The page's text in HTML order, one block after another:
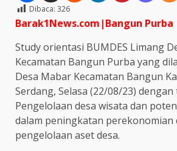
Dibaca: 326
Barak1News.com|Bangun Purba
Study orientasi BUMDES Limang
Kecamatan Bangun Purba yang
Desa Mabar Kecamatan Bangun
Serdang, Selasa (22/08/23) dengan
Pengelolaan desa wisata dan
dalam peningkatan perekonomian
pengelolaan aset desa.